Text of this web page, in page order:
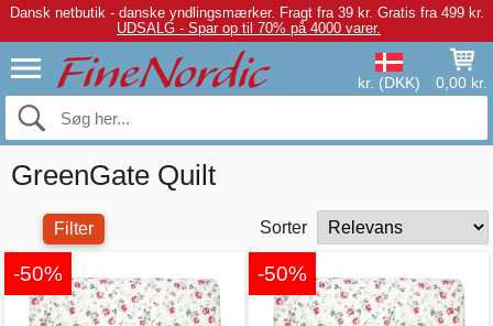
Dansk netbutik - danske yndlingsmærker. Fragt fra 39 kr. Gratis fra 499 kr.
UDSALG - Spar op til 70% på 4000 varer.
kr. (DKK) 0,00 kr.
GreenGate Quilt
Filter Sorter
-50% -50%